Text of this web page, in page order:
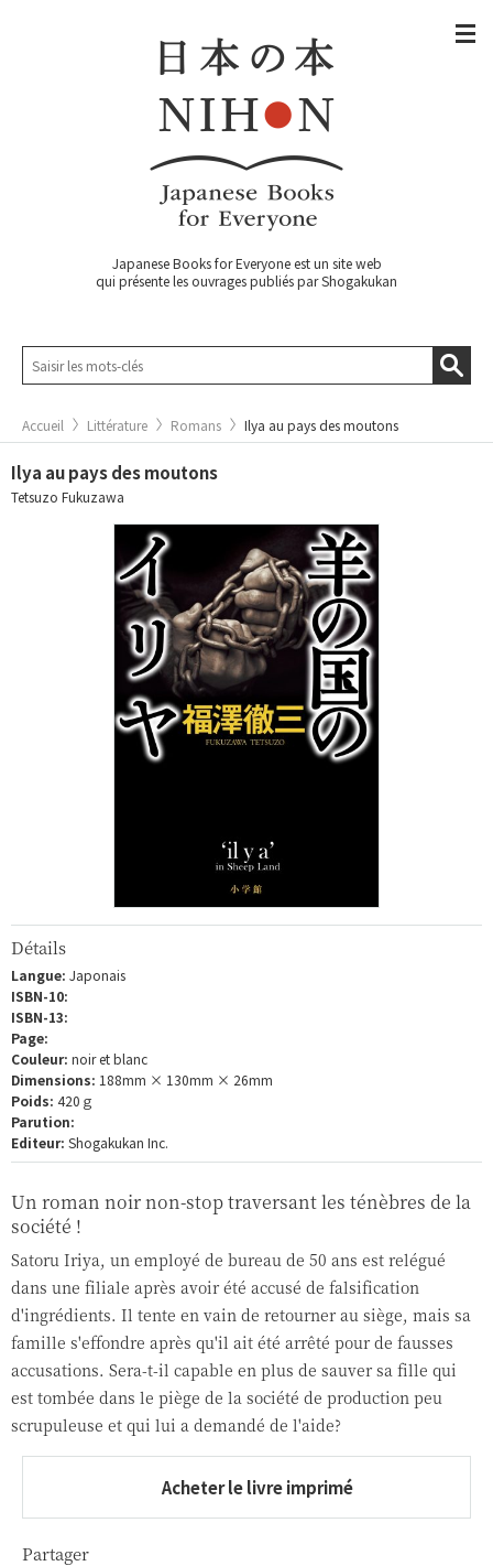
Japanese Books for Everyone est un site web
qui présente les ouvrages publiés par Shogakukan
Accueil Littérature Romans Ilya au pays des moutons
Ilya au pays des moutons
Tetsuzo Fukuzawa
Détails
Langue: Japonais
ISBN-10:
ISBN-13:
Page:
Couleur: noir et blanc
Dimensions: 188mm × 130mm × 26mm
Poids: 420ｇ
Parution:
Editeur: Shogakukan Inc.
Un roman noir non-stop traversant les ténèbres de la
société !
Satoru Iriya, un employé de bureau de 50 ans est relégué
dans une filiale après avoir été accusé de falsification
d'ingrédients. Il tente en vain de retourner au siège, mais sa
famille s'effondre après qu'il ait été arrêté pour de fausses
accusations. Sera-t-il capable en plus de sauver sa fille qui
est tombée dans le piège de la société de production peu
scrupuleuse et qui lui a demandé de l'aide?
Acheter le livre imprimé
Partager